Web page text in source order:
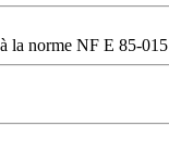
la norme NF E 85-015